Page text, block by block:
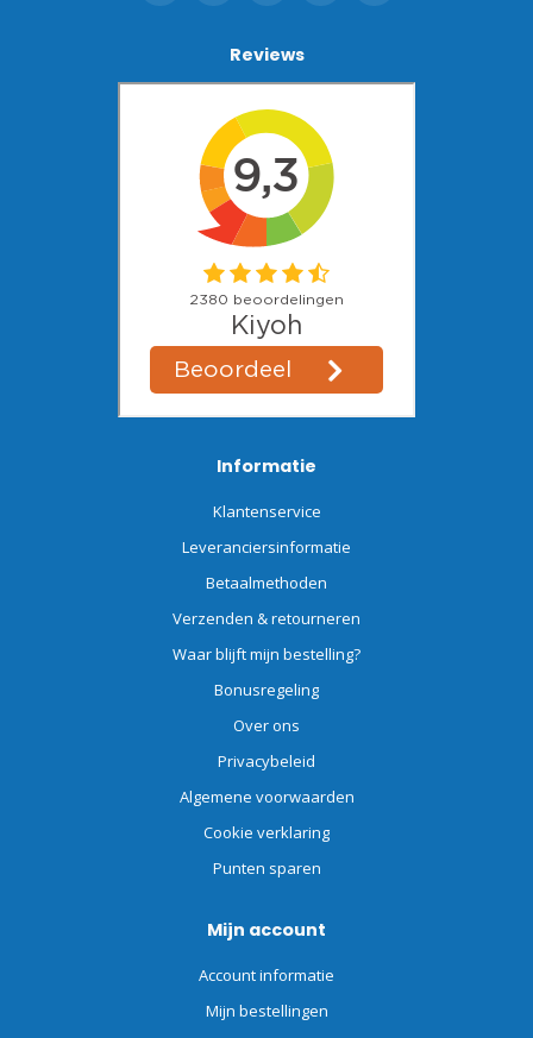
Reviews
Informatie
Klantenservice
Leveranciersinformatie
Betaalmethoden
Verzenden & retourneren
Waar blijft mijn bestelling?
Bonusregeling
Over ons
Privacybeleid
Algemene voorwaarden
Cookie verklaring
Punten sparen
Mijn account
Account informatie
Mijn bestellingen